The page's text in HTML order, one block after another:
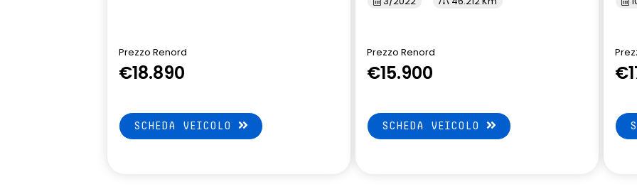
Traffic Sign Recognition
Volante in pelle TEP regolabile in
Prezzo Renord
€18.890
SCHEDA VEICOLO
Prezzo Renord
€15.900
SCHEDA VEICOLO